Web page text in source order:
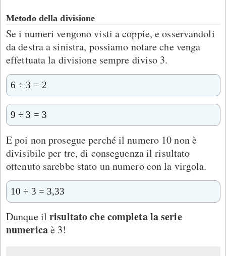
Metodo della divisione
Se i numeri vengono visti a coppie, e osservandoli
da destra a sinistra, possiamo notare che venga
effettuata la divisione sempre diviso 3.
6 ÷ 3 = 2
9 ÷ 3 = 3
E poi non prosegue perché il numero 10 non è
divisibile per tre, di conseguenza il risultato
ottenuto sarebbe stato un numero con la virgola.
10 ÷ 3 = 3,33
Dunque ilrisultato che completa la serie
numericaè 3!